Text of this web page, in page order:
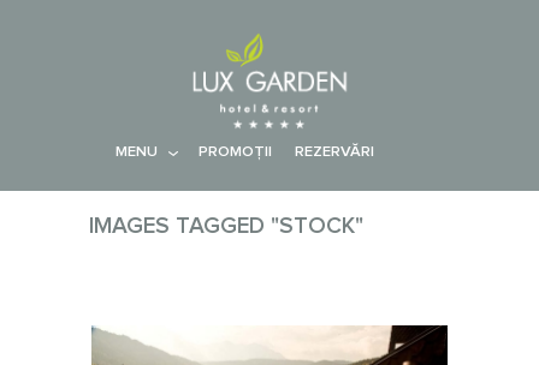
MENU PROMOŢII REZERVĂRI
IMAGES TAGGED "STOCK"